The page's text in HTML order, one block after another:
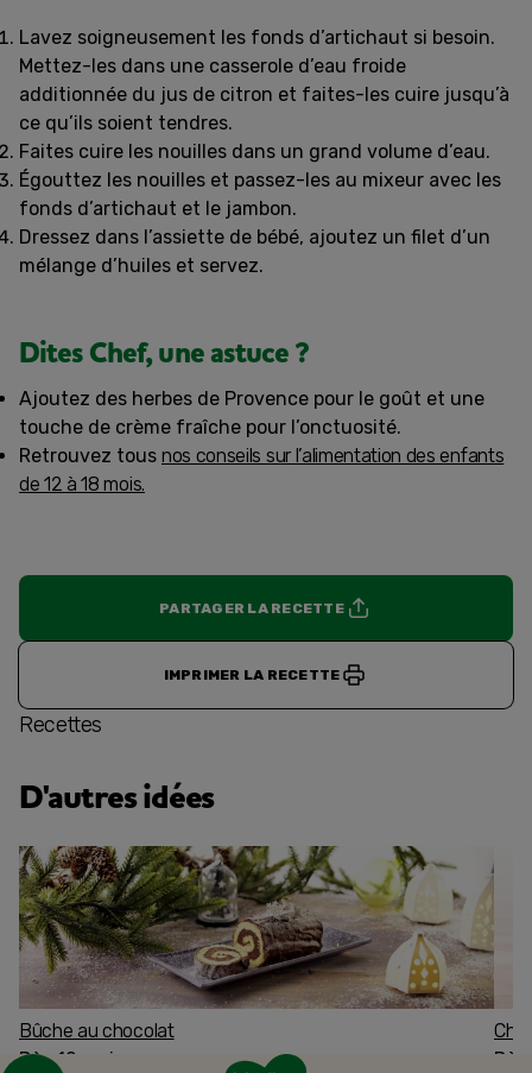
Lavez soigneusement les fonds d’artichaut si besoin.
Mettez-les dans une casserole d’eau froide
additionnée du jus de citron et faites-les cuire jusqu’à
ce qu’ils soient tendres.
Faites cuire les nouilles dans un grand volume d’eau.
Égouttez les nouilles et passez-les au mixeur avec les
fonds d’artichaut et le jambon.
Dressez dans l’assiette de bébé, ajoutez un filet d’un
mélange d’huiles et servez.
Dites Chef, une astuce ?
Ajoutez des herbes de Provence pour le goût et une
touche de crème fraîche pour l’onctuosité.
Retrouvez tous nos conseils sur l’alimentation des enfants
de 12 à 18 mois.
PARTAGER LA RECETTE
IMPRIMER LA RECETTE
Recettes
D'autres idées
Bûche au chocolat
Dès 12 mois